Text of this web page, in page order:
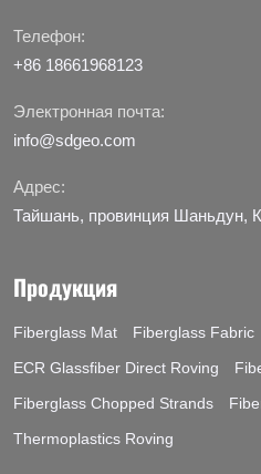
Телефон:
+86 18661968123
Электронная почта:
info@sdgeo.com
Адрес:
Тайшань, провинция Шаньдун,
Продукция
Fiberglass Mat
Fiberglass Fabric
ECR Glassfiber Direct Roving
Fiberglass Chopped Strands
Thermoplastics Roving